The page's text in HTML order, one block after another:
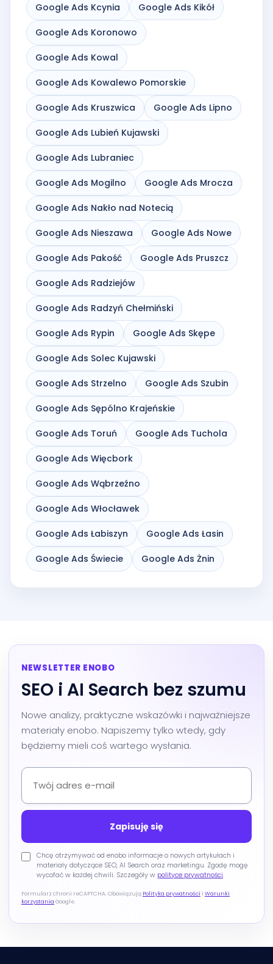
Google Ads Kcynia Google Ads Kikół
Google Ads Koronowo
Google Ads Kowal
Google Ads Kowalewo Pomorskie
Google Ads Kruszwica Google Ads Lipno
Google Ads Lubień Kujawski
Google Ads Lubraniec
Google Ads Mogilno Google Ads Mrocza
Google Ads Nakło nad Notecią
Google Ads Nieszawa Google Ads Nowe
Google Ads Pakość Google Ads Pruszcz
Google Ads Radziejów
Google Ads Radzyń Chełmiński
Google Ads Rypin Google Ads Skępe
Google Ads Solec Kujawski
Google Ads Strzelno Google Ads Szubin
Google Ads Sępólno Krajeńskie
Google Ads Toruń Google Ads Tuchola
Google Ads Więcbork
Google Ads Wąbrzeźno
Google Ads Włocławek
Google Ads Łabiszyn Google Ads Łasin
Google Ads Świecie Google Ads Żnin
NEWSLETTER ENOBO
SEO i AI Search bez szumu
Nowe analizy, praktyczne wskazówki i najważniejsze
materiały enobo. Napiszemy tylko wtedy, gdy
będziemy mieli coś wartego wysłania.
Chcę otrzymywać od enobo informacje o nowych artykułach i
materiały dotyczące SEO, AI Search oraz marketingu. Zgodę mogę
wycofać w każdej chwili. Szczegóły w polityce prywatności.
Formularz chroni reCAPTCHA. Obowiązują Polityka prywatności i Warunki
korzystania Google.